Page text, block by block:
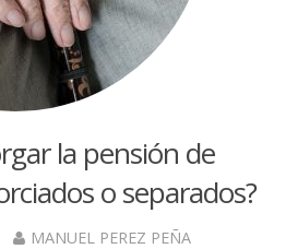
la pensión de
o separados?
MANUEL PEREZ PEÑA